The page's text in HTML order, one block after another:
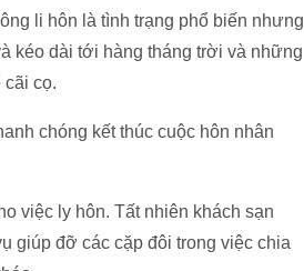
li hôn là tình trạng phổ biến nhưng
kéo dài tới hàng tháng trời và những
cãi cọ.
chóng kết thúc cuộc hôn nhân
việc ly hôn. Tất nhiên khách sạn
giúp đỡ các cặp đôi trong việc chia